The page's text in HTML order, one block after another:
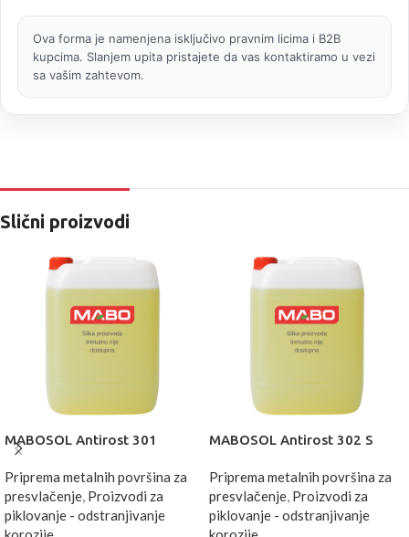
Ova forma je namenjena isključivo pravnim licima i B2B
kupcima. Slanjem upita pristajete da vas kontaktiramo u vezi
sa vašim zahtevom.
Slični proizvodi
MABOSOL Antirost 301
Priprema metalnih površina za
presvlačenje, Proizvodi za
piklovanje - odstranjivanje
MABOSOL Antirost 302 S
Priprema metalnih površina za
presvlačenje, Proizvodi za
piklovanje - odstranjivanje